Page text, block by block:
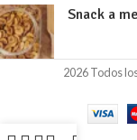
Snack a
2026 Todos